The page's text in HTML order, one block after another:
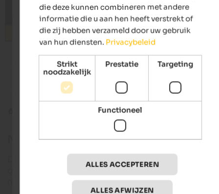
from 65 €
Residence | Schlanders in the Vinschgau
Norbert Niederkofler
Norbert Niederkofler
De gerenommeerde chef-kok met Michelinster
groeide op in Lutago in het Ahrntal, een klein
midden in de natuur en het Alpenlandschap.
die deze kunnen combineren met andere
informatie die u aan hen heeft verstrekt of
die zij hebben verzameld door uw gebruik
van hun diensten. Privacybeleid
Strikt
noodzakelijk
Prestatie Targeting
Functioneel
ALLES ACCEPTEREN
ALLES AFWIJZEN